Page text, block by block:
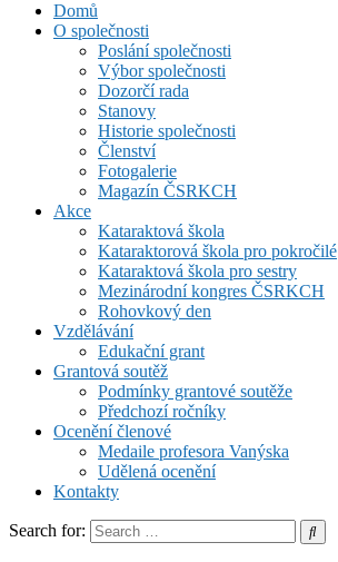
Domů
O společnosti
Poslání společnosti
Výbor společnosti
Dozorčí rada
Stanovy
Historie společnosti
Členství
Fotogalerie
Magazín ČSRKCH
Akce
Kataraktová škola
Kataraktorová škola pro pokročilé
Kataraktová škola pro sestry
Mezinárodní kongres ČSRKCH
Rohovkový den
Vzdělávání
Edukační grant
Grantová soutěž
Podmínky grantové soutěže
Předchozí ročníky
Ocenění členové
Medaile profesora Vanýska
Udělená ocenění
Kontakty
Search for: